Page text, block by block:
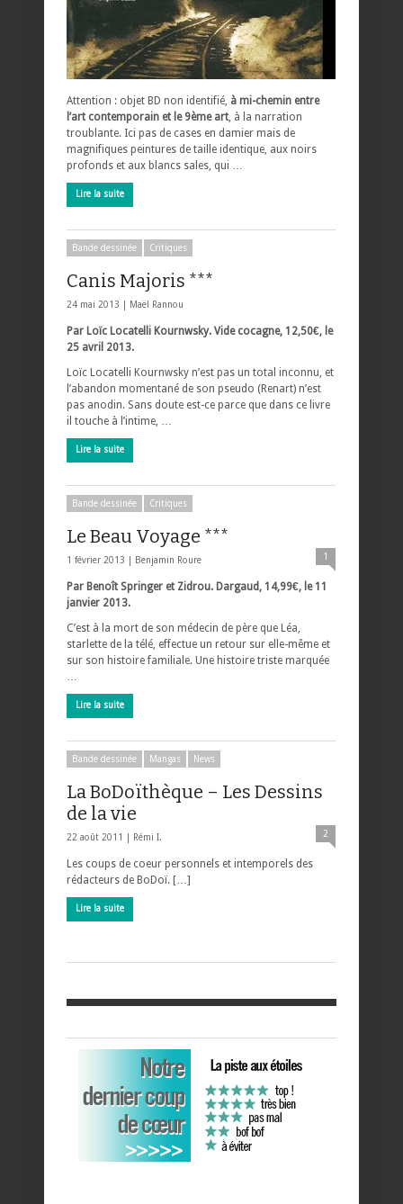
Attention : objet BD non identifié, à mi-chemin entre
l’art contemporain et le 9ème art , à la narration
troublante. Ici pas de cases en damier mais de
magnifiques peintures de taille identique, aux noirs
profonds et aux blancs sales, qui …
Lire la suite
Bande dessinée Critiques
Canis Majoris ***
24 mai 2013 | Maël Rannou
Par Loïc Locatelli Kournwsky. Vide cocagne, 12,50€, le
25 avril 2013.
Loïc Locatelli Kournwsky n’est pas un total inconnu, et
l’abandon momentané de son pseudo (Renart) n’est
pas anodin. Sans doute est-ce parce que dans ce livre
il touche à l’intime, …
Lire la suite
Bande dessinée Critiques
Le Beau Voyage ***
1 février 2013 | Benjamin Roure 1
Par Benoît Springer et Zidrou. Dargaud, 14,99€, le 11
janvier 2013.
C’est à la mort de son médecin de père que Léa,
starlette de la télé, effectue un retour sur elle-même et
sur son histoire familiale. Une histoire triste marquée
Lire la suite
Bande dessinée Mangas News
La BoDoïthèque – Les Dessins
de la vie
22 août 2011 | Rémi I. 2
Les coups de coeur personnels et intemporels des
rédacteurs de BoDoï. […]
Lire la suite